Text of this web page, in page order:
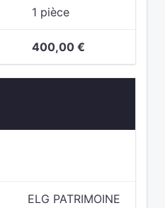
1 pièce
400,00 €
ELG PATRIMOINE